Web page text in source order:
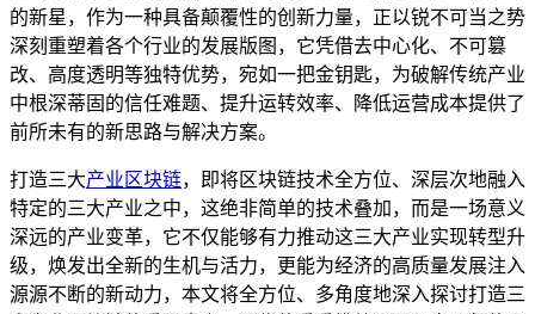
的新星，作为一种具备颠覆性的创新力量，正以锐不可当之势
深刻重塑着各个行业的发展版图，它凭借去中心化、不可篡
改、高度透明等独特优势，宛如一把金钥匙，为破解传统产业
中根深蒂固的信任难题、提升运转效率、降低运营成本提供了
前所未有的新思路与解决方案。
打造三大产业区块链，即将区块链技术全方位、深层次地融入
特定的三大产业之中，这绝非简单的技术叠加，而是一场意义
深远的产业变革，它不仅能够有力推动这三大产业实现转型升
级，焕发出全新的生机与活力，更能为经济的高质量发展注入
源源不断的新动力，本文将全方位、多角度地深入探讨打造三